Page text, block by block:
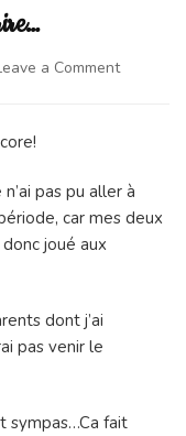
a Commenton
font
pas pu aller à
car mes deux
joué aux
dont j’ai
pas venir le
sympas…Ca fait